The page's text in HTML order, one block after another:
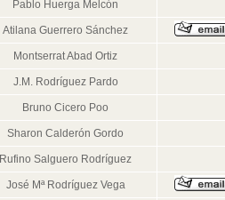
Pablo Huerga Melcón
Atilana Guerrero Sánchez
Montserrat Abad Ortiz
J.M. Rodríguez Pardo
Bruno Cicero Poo
Sharon Calderón Gordo
Rufino Salguero Rodríguez
José Mª Rodríguez Vega